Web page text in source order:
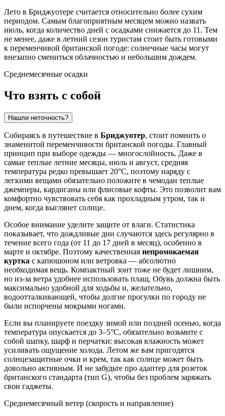
Лето в Бриджуотере считается относительно более сухим
периодом. Самым благоприятным месяцем можно назвать
июль, когда количество дней с осадками снижается до 11. Тем
не менее, даже в летний сезон туристам стоит быть готовыми
к переменчивой британской погоде: солнечные часы могут
внезапно смениться облачностью и небольшим дождем.
Среднемесячные осадки
Что взять с собой
Нашли неточность?
Собираясь в путешествие в Бриджуотер, стоит помнить о
знаменитой переменчивости британской погоды. Главный
принцип при выборе одежды — многослойность. Даже в
самые теплые летние месяцы, июль и август, средняя
температура редко превышает 20°C, поэтому наряду с
легкими вещами обязательно положите в чемодан теплые
джемперы, кардиганы или флисовые кофты. Это позволит вам
комфортно чувствовать себя как прохладным утром, так и
днем, когда выглянет солнце.
Особое внимание уделите защите от влаги. Статистика
показывает, что дождливые дни случаются здесь регулярно в
течение всего года (от 11 до 17 дней в месяц), особенно в
марте и октябре. Поэтому качественная непромокаемая
куртка с капюшоном или ветровка — абсолютно
необходимая вещь. Компактный зонт тоже не будет лишним,
но из-за ветра удобнее использовать плащ. Обувь должна быть
максимально удобной для ходьбы и, желательно,
водоотталкивающей, чтобы долгие прогулки по городу не
были испорчены мокрыми ногами.
Если вы планируете поездку зимой или поздней осенью, когда
температура опускается до 3–5°C, обязательно возьмите с
собой шапку, шарф и перчатки: высокая влажность может
усиливать ощущение холода. Летом же вам пригодятся
солнцезащитные очки и крем, так как солнце может быть
довольно активным. И не забудьте про адаптер для розеток
британского стандарта (тип G), чтобы без проблем заряжать
свои гаджеты.
Среднемесячный ветер (скорость и направление)